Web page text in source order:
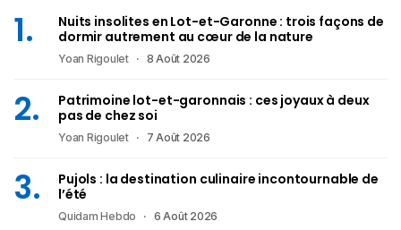
Nuits insolites en Lot-et-Garonne : trois façons de
dormir autrement au cœur de la nature
Yoan Rigoulet 8 Août 2026
Patrimoine lot-et-garonnais : ces joyaux à deux
pas de chez soi
Yoan Rigoulet 7 Août 2026
Pujols : la destination culinaire incontournable de
l’été
Quidam Hebdo 6 Août 2026